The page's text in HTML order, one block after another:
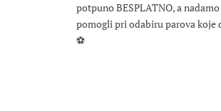
potpuno BESPLATNO, a
pomogli pri odabiru parova koje
⚽